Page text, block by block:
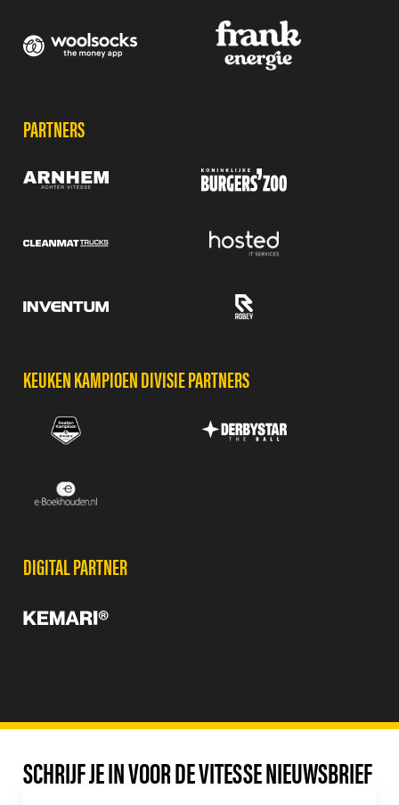
PARTNERS
KEUKEN KAMPIOEN DIVISIE PARTNERS
DIGITAL PARTNER
SCHRIJF JE IN VOOR DE VITESSE NIEUWSBRIEF